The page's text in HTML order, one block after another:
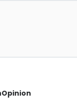
Opinion